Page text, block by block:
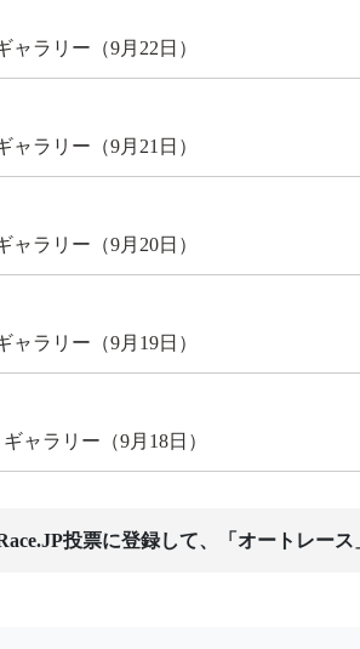
ャラリー（9月22日）
ャラリー（9月21日）
ャラリー（9月20日）
ャラリー（9月19日）
ャラリー（9月18日）
投票に登録して、「オートレース